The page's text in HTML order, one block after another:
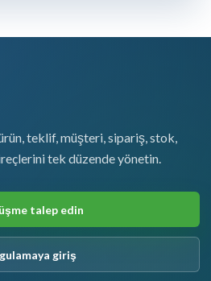
teklif, müşteri, sipariş, stok,
tek düzende yönetin.
talep edin
giriş